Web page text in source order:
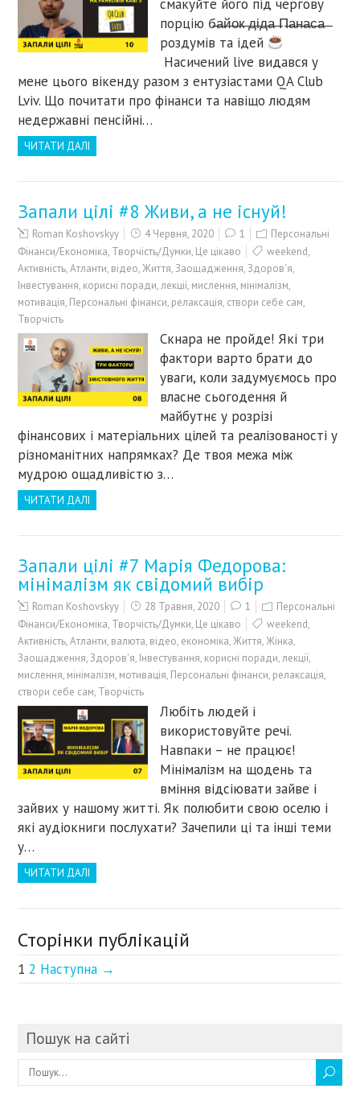
смакуйте його під чергову
порцію б̶а̶й̶о̶к̶ ̶д̶і̶д̶а̶ ̶П̶а̶н̶а̶с̶а̶ ̶
роздумів та ідей
Насичений live видався у
мене цього вікенду разом з ентузіастами QA Club
Lviv. Що почитати про фінанси та навіщо людям
недержавні пенсійні…
ЧИТАТИ ДАЛІ
Запали цілі #8 Живи, а не існуй!
Roman Koshovskyy 4 Червня, 2020 1
Персональні
Фінанси/Економіка, Творчість/Думки, Це цікаво weekend,
Активність,Атланти, відео,Життя,Заощадження,Здоров'я,
Інвестування, корисні поради,лекції, мислення, мінімалізм,
мотивація, Персональні фінанси, релаксація, створи себе сам,
Творчість
Скнара не пройде! Які три
фактори варто брати до
уваги, коли задумуємось про
власне сьогодення й
майбутнє у розрізі
фінансових і матеріальних цілей та реалізованості у
різноманітних напрямках? Де твоя межа між
мудрою ощадливістю з…
ЧИТАТИ ДАЛІ
Запали цілі #7 Марія Федорова:
мінімалізм як свідомий вибір
Roman Koshovskyy 28 Травня, 2020 1
Персональні
Фінанси/Економіка, Творчість/Думки, Це цікаво weekend,
Активність,Атланти, валюта, відео, економіка,Життя,Жінка,
Заощадження,Здоров'я, Інвестування, корисні поради,лекції,
мислення, мінімалізм, мотивація, Персональні фінанси, релаксація,
створи себе сам, Творчість
Любіть людей і
використовуйте речі.
Навпаки – не працює!
Мінімалізм на щодень та
вміння відсіювати зайве і
зайвих у нашому житті. Як полюбити свою оселю і
які аудіокниги послухати? Зачепили ці та інші теми
у…
ЧИТАТИ ДАЛІ
Сторінки публікацій
1 2 Наступна →
Пошук на сайті